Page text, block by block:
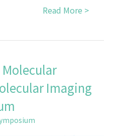
Read More >
Imaging